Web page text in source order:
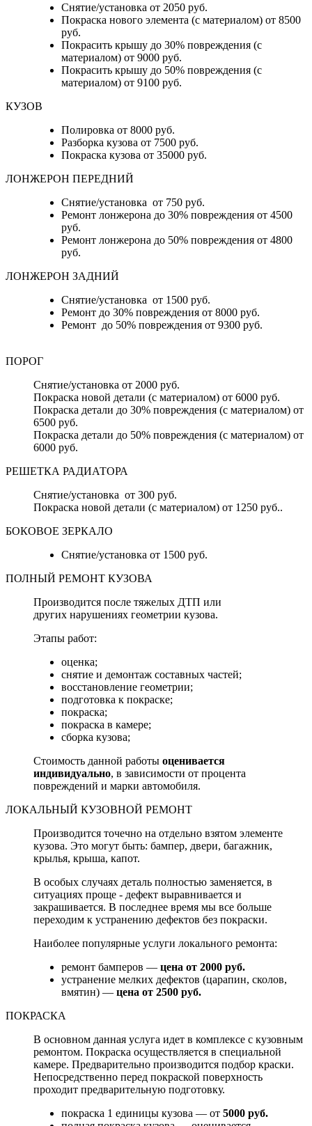
Снятие/установка от 2050 руб.
Покраска нового элемента (с материалом) от 8500
руб.
Покрасить крышу до 30% повреждения (с
материалом) от 9000 руб.
Покрасить крышу до 50% повреждения (с
материалом) от 9100 руб.
КУЗОВ
Полировка от 8000 руб.
Разборка кузова от 7500 руб.
Покраска кузова от 35000 руб.
ЛОНЖЕРОН ПЕРЕДНИЙ
Снятие/установка от 750 руб.
Ремонт лонжерона до 30% повреждения от 4500
руб.
Ремонт лонжерона до 50% повреждения от 4800
руб.
ЛОНЖЕРОН ЗАДНИЙ
Снятие/установка от 1500 руб.
Ремонт до 30% повреждения от 8000 руб.
Ремонт до 50% повреждения от 9300 руб.
ПОРОГ
Снятие/установка от 2000 руб.
Покраска новой детали (с материалом) от 6000 руб.
Покраска детали до 30% повреждения (с материалом) от
6500 руб.
Покраска детали до 50% повреждения (с материалом) от
6000 руб.
РЕШЕТКА РАДИАТОРА
Снятие/установка от 300 руб.
Покраска новой детали (с материалом) от 1250 руб..
БОКОВОЕ ЗЕРКАЛО
Снятие/установка от 1500 руб.
ПОЛНЫЙ РЕМОНТ КУЗОВА
Производится после тяжелых ДТП или
других нарушениях геометрии кузова.
Этапы работ:
оценка;
снятие и демонтаж составных частей;
восстановление геометрии;
подготовка к покраске;
покраска;
покраска в камере;
сборка кузова;
Стоимость данной работы оценивается
индивидуально, в зависимости от процента
повреждений и марки автомобиля.
ЛОКАЛЬНЫЙ КУЗОВНОЙ РЕМОНТ
Производится точечно на отдельно взятом элементе
кузова. Это могут быть: бампер, двери, багажник,
крылья, крыша, капот.
В особых случаях деталь полностью заменяется, в
ситуациях проще - дефект выравнивается и
закрашивается. В последнее время мы все больше
переходим к устранению дефектов без покраски.
Наиболее популярные услуги локального ремонта:
ремонт бамперов — цена от 2000 руб.
устранение мелких дефектов (царапин, сколов,
вмятин) — цена от 2500 руб.
ПОКРАСКА
В основном данная услуга идет в комплексе с кузовным
ремонтом. Покраска осуществляется в специальной
камере. Предварительно производится подбор краски.
Непосредственно перед покраской поверхность
проходит предварительную подготовку.
покраска 1 единицы кузова — от 5000 руб.